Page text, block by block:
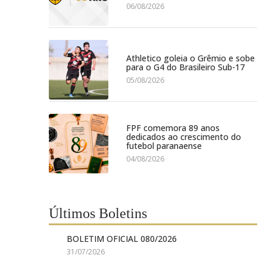
06/08/2026
Athletico goleia o Grêmio e sobe
para o G4 do Brasileiro Sub-17
05/08/2026
FPF comemora 89 anos
dedicados ao crescimento do
futebol paranaense
04/08/2026
Últimos Boletins
BOLETIM OFICIAL 080/2026
31/07/2026